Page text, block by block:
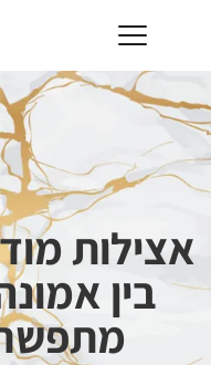
אצילות
בין
מתפשר